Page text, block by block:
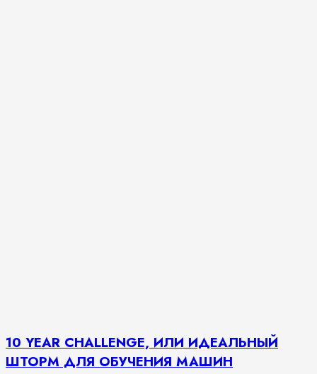
10 YEAR CHALLENGE, ИЛИ ИДЕАЛЬНЫЙ
ШТОРМ ДЛЯ ОБУЧЕНИЯ МАШИН